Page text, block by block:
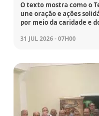
O texto mostra como o
une oração e ações
por meio da caridade e
31 JUL 2026 - 07H00